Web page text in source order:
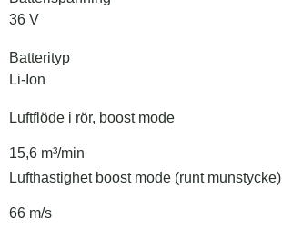
36 V
Batterityp
Li-Ion
Luftflöde i rör, boost mode
15,6 m³/min
Lufthastighet boost mode (runt munstycke)
66 m/s